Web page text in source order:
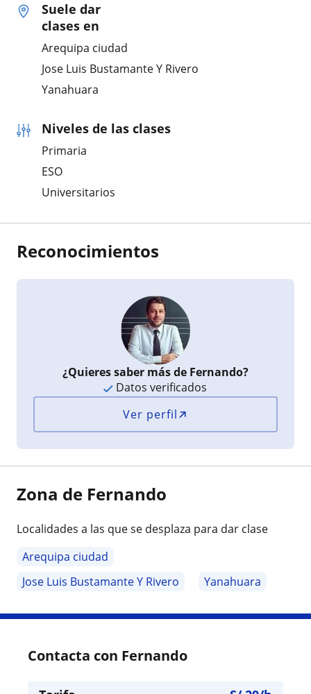
Suele dar
clases en
Arequipa ciudad
Jose Luis Bustamante Y Rivero
Yanahuara
Niveles de las clases
Primaria
ESO
Universitarios
Reconocimientos
¿Quieres saber más de Fernando?
Datos verificados
Ver perfil
Zona de Fernando
Localidades a las que se desplaza para dar clase
Arequipa ciudad
Jose Luis Bustamante Y Rivero
Yanahuara
Contacta con Fernando